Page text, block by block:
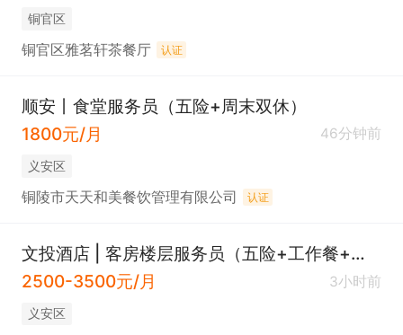
铜官区
铜官区雅茗轩茶餐厅 认证
顺安丨食堂服务员（五险+周末双休）
1800元/月
46分钟前
义安区
铜陵市天天和美餐饮管理有限公司 认证
文投酒店 | 客房楼层服务员（五险+工作餐+节日福利）
2500-3500元/月
3小时前
义安区